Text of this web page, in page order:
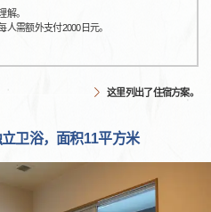
解。
需额外支付2000日元。
这里列出了住宿方案。
卫浴，面积11平方米